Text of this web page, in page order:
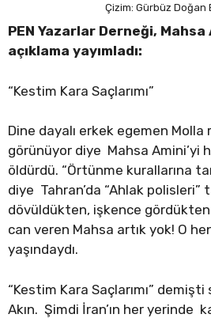
Çizim: Gürbüz Doğan
PEN Yazarlar Derneği, Mahsa
açıklama yayımladı:
“Kestim Kara Saçlarımı”
Dine dayalı erkek egemen Molla
görünüyor diye Mahsa Amini’yi
öldürdü. “Örtünme kurallarına
diye Tahran’da “Ahlak polisleri”
dövüldükten, işkence
can veren Mahsa artık yok! O
yaşındaydı.
“Kestim Kara Saçlarımı”
Akın. Şimdi İran’ın her yerinde